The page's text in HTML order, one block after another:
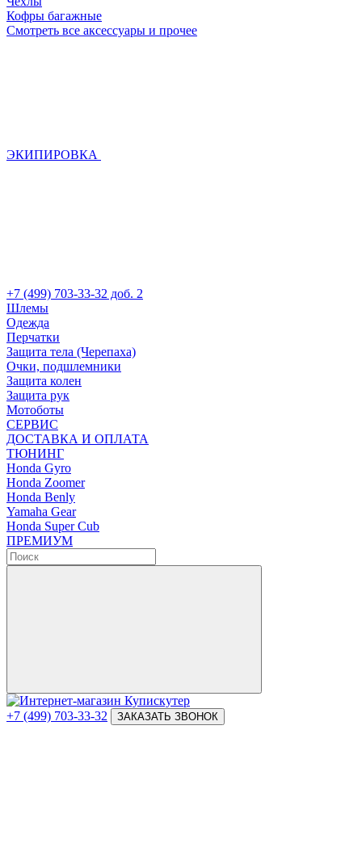
Кофры багажные
Смотреть все аксессуары и прочее
ЭКИПИРОВКА
+7 (499) 703-33-32 доб. 2
Шлемы
Одежда
Перчатки
Защита тела (Черепаха)
Очки, подшлемники
Защита колен
Защита рук
Мотоботы
СЕРВИС
ДОСТАВКА И ОПЛАТА
ТЮНИНГ
Honda Gyro
Honda Zoomer
Honda Benly
Yamaha Gear
Honda Super Cub
ПРЕМИУМ
+7 (499) 703-33-32 ЗАКАЗАТЬ ЗВОНОК